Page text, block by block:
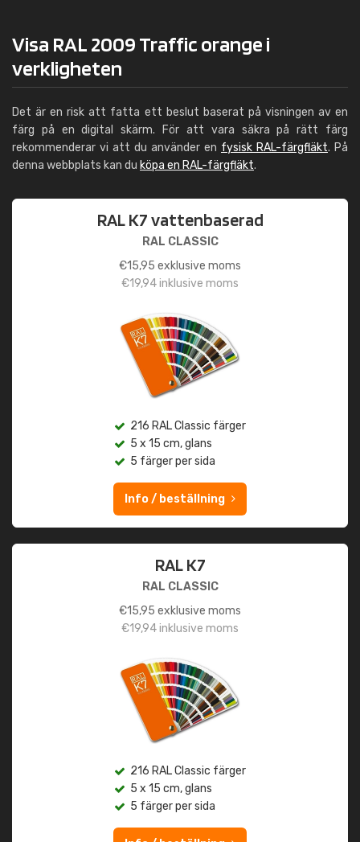
Visa RAL 2009 Traffic orange i
verkligheten
Det är en risk att fatta ett beslut baserat på visningen av en
färg på en digital skärm. För att vara säkra på rätt färg
rekommenderar vi att du använder en fysisk RAL-färgfläkt. På
denna webbplats kan du köpa en RAL-färgfläkt.
RAL K7 vattenbaserad
RAL CLASSIC
€15,95 exklusive moms
€19,94inklusive moms
216 RAL Classic färger
5 x 15 cm, glans
5 färger per sida
Info / beställning
RAL K7
RAL CLASSIC
€15,95 exklusive moms
€19,94inklusive moms
216 RAL Classic färger
5 x 15 cm, glans
5 färger per sida